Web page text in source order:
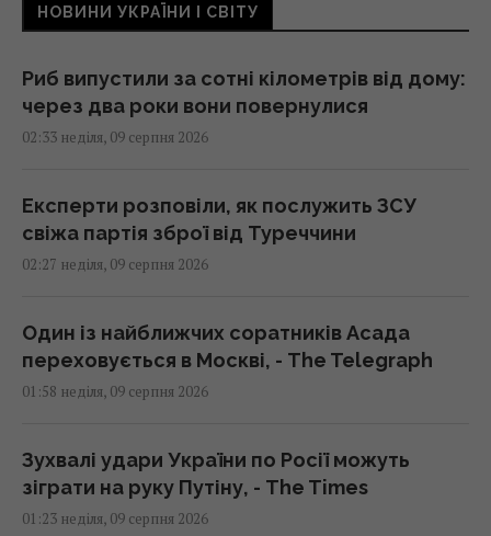
НОВИНИ УКРАЇНИ І СВІТУ
Риб випустили за сотні кілометрів від дому:
через два роки вони повернулися
02:33 неділя, 09 серпня 2026
Експерти розповіли, як послужить ЗСУ
свіжа партія зброї від Туреччини
02:27 неділя, 09 серпня 2026
Один із найближчих соратників Асада
переховується в Москві, - The Telegraph
01:58 неділя, 09 серпня 2026
Зухвалі удари України по Росії можуть
зіграти на руку Путіну, - The Times
01:23 неділя, 09 серпня 2026